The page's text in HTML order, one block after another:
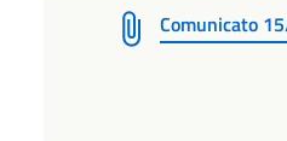
Comunicato